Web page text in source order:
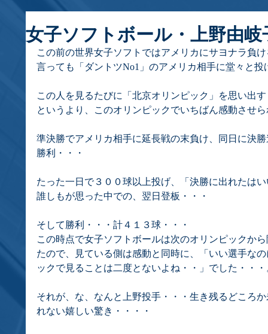
女子ソフトボール・上野由岐
この前の世界女子ソフトではアメリカにサヨナラ負
言っても「ダントツNo1」のアメリカ相手に堂々と
この人を見るたびに「北京オリンピック」を思い出
というより、このオリンピックでいちばん感動させ
準決勝でアメリカ相手に延長戦の末負け、同日に決
勝利・・・
たった一日で３００球以上投げ、「決勝に出れたは
誰しもが思った中での、翌日登板・・・
そして勝利・・・計４１３球・・・
この時点で女子ソフトボールは次のオリンピックか
たので、見ている側は感動と同時に、「いい選手な
ックで見ることは二度とないよね・・」でした・・・
それが、な、なんと上野投手・・・生き残るどころ
れない嬉しい驚き・・・・